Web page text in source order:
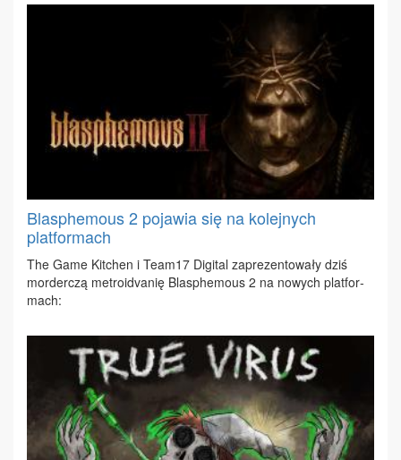
Blasphemous 2 pojawia się na kolejnych
platformach
The Ga­me Kit­chen i Te­am17 Di­gi­tal za­pre­zen­to­wa­ły dziś
mor­der­czą me­tro­idva­nię Bla­sphe­mo­us 2 na no­wych plat­for­
mach: